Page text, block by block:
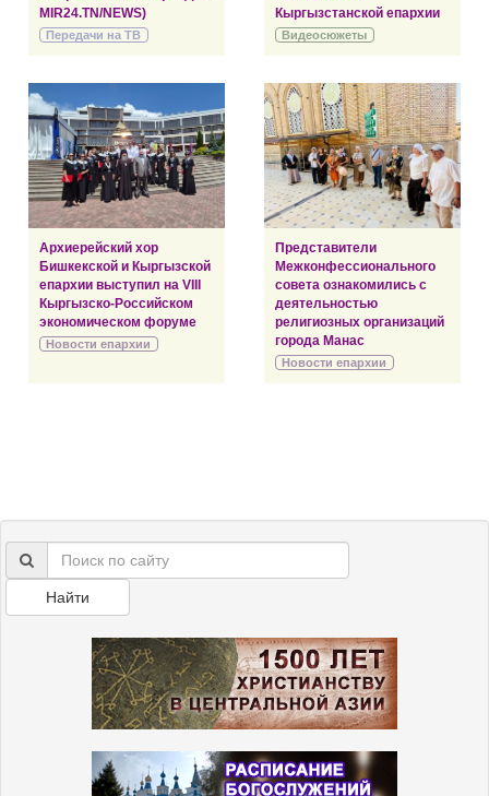
MIR24.TN/NEWS)
Передачи на ТВ
Кыргызстанской епархии
Видеосюжеты
Архиерейский хор
Бишкекской и Кыргызской
епархии выступил на VIII
Кыргызско-Российском
экономическом форуме
Новости епархии
Представители
Межконфессионального
совета ознакомились с
деятельностью
религиозных организаций
города Манас
Новости епархии
Найти